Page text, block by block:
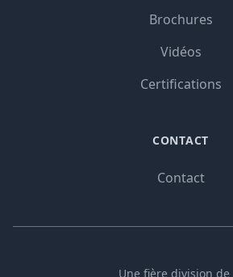
Brochures
Vidéos
Certifications
CONTACT
Contact
Une fière division de